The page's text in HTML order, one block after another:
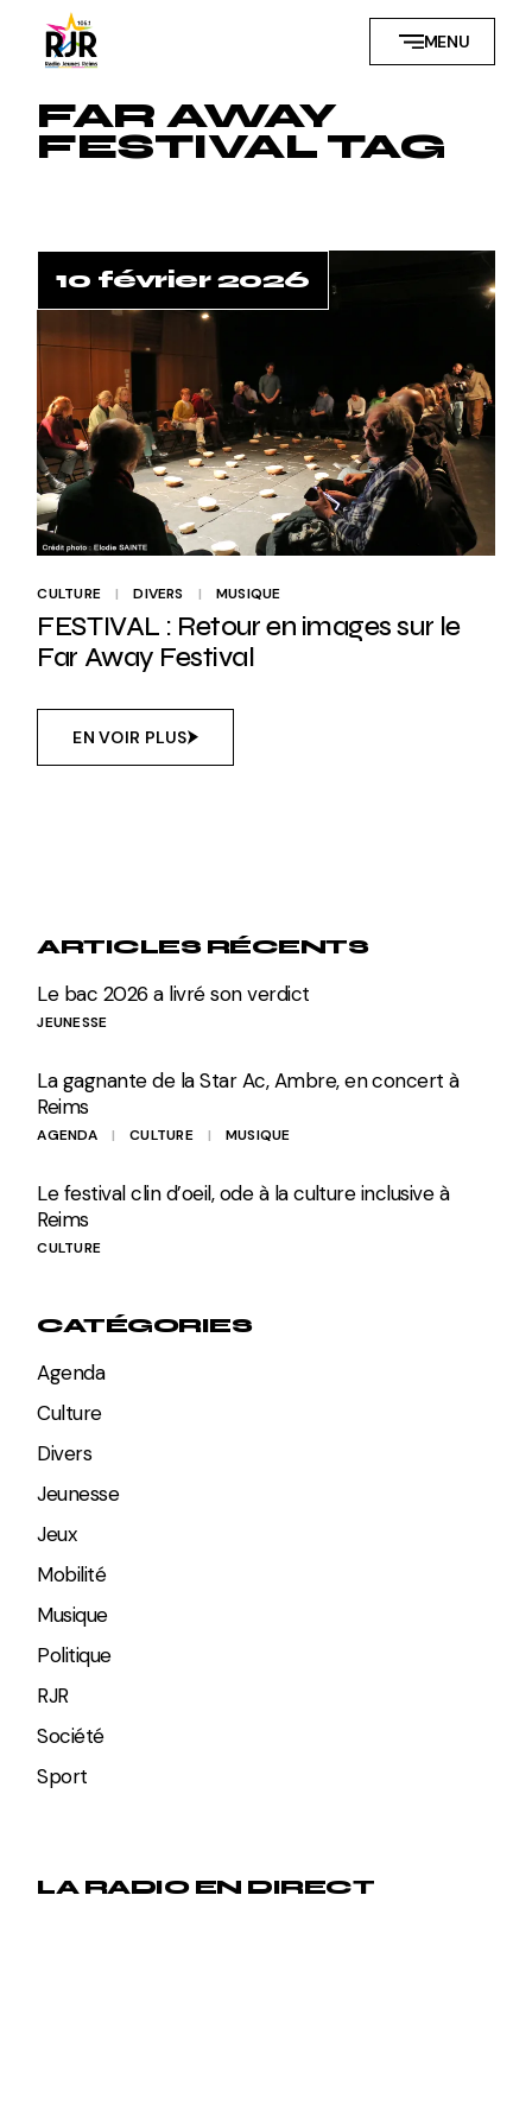
content
MENU
FAR AWAY
FESTIVAL TAG
10 février 2026
CULTURE DIVERS MUSIQUE
FESTIVAL : Retour en images sur le
Far Away Festival
EN VOIR PLUS
ARTICLES RÉCENTS
Le bac 2026 a livré son verdict
JEUNESSE
La gagnante de la Star Ac, Ambre, en concert à
Reims
AGENDA CULTURE MUSIQUE
Le festival clin d’oeil, ode à la culture inclusive à
Reims
CULTURE
CATÉGORIES
Agenda
Culture
Divers
Jeunesse
Jeux
Mobilité
Musique
Politique
RJR
Société
Sport
LA RADIO EN DIRECT